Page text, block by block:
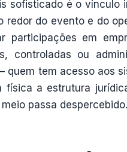
sofisticado é o vínculo
redor do evento e do
participações em
controladas ou
quem tem acesso aos
física a estrutura
passa despercebido.